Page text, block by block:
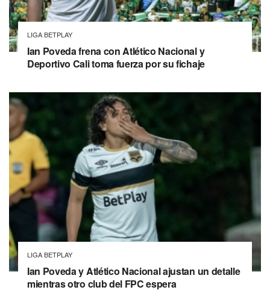
LIGA BETPLAY
Ian Poveda frena con Atlético Nacional y
Deportivo Cali toma fuerza por su fichaje
LIGA BETPLAY
Ian Poveda y Atlético Nacional ajustan un detalle
mientras otro club del FPC espera